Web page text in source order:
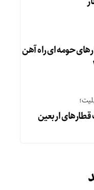
حومه ای راه آهن
اربعین